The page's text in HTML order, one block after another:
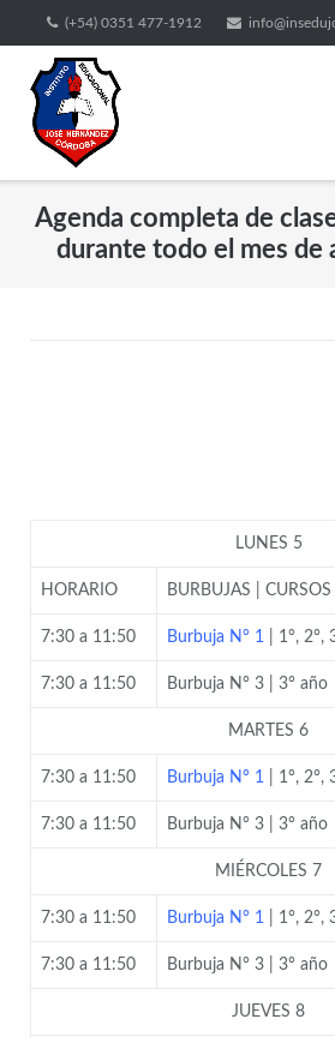
(+54) 0351 477-1912
Agenda completa de
durante todo el mes de
LUNES 5
HORARIO BURBUJAS | CURSOS
7:30 a 11:50 Burbuja N° 1| 1°, 2°,
7:30 a 11:50 Burbuja N° 3 | 3° año
MARTES 6
7:30 a 11:50 Burbuja N° 1| 1°, 2°,
7:30 a 11:50 Burbuja N° 3 | 3° año
MIÉRCOLES 7
7:30 a 11:50 Burbuja N° 1| 1°, 2°,
7:30 a 11:50 Burbuja N° 3 | 3° año
JUEVES 8